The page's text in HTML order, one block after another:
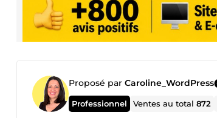
Proposé par Caroline_WordPress
Professionnel Ventes au total872